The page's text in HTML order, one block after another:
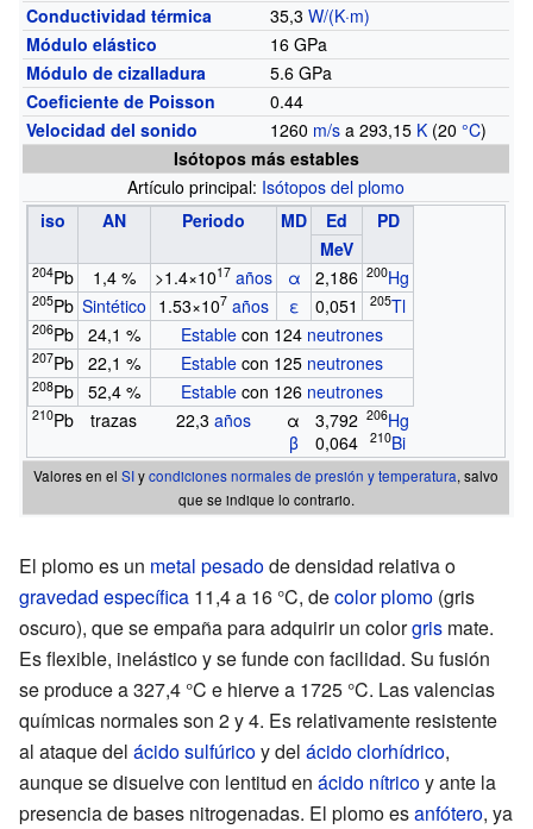
Conductividad térmica
35,3 W/(K·m)
Módulo elástico
16 GPa
Módulo de cizalladura
5.6 GPa
Coeficiente de Poisson
0.44
Velocidad del sonido
1260 m/s a 293,15 K (20 °C)
Isótopos más estables
Artículo principal: Isótopos del plomo
iso
AN Periodo MD Ed
PD
MeV
204Pb 1,4 % >1.4×1017 años α 2,186 200Hg
205Pb Sintético 1.53×107 años ε 0,051 205Tl
206Pb 24,1 % Estable con 124 neutrones
207Pb 22,1 % Estable con 125 neutrones
208Pb 52,4 % Estable con 126 neutrones
210Pb trazas 22,3 años
α
β
3,792
0,064
206Hg
210Bi
Valores en elSIycondiciones normales de presión y temperatura, salvo
que se indique lo contrario.
El plomo es un metal pesadode densidad relativa o
gravedad específica 11,4 a 16 °C, decolor plomo (gris
oscuro), que se empaña para adquirir un colorgris mate.
Es flexible, inelástico y se funde con facilidad. Su fusión
se produce a 327,4 °C e hierve a 1725 °C. Las valencias
químicas normales son 2 y 4. Es relativamente resistente
al ataque del ácido sulfúricoy del ácido clorhídrico,
aunque se disuelve con lentitud en ácido nítricoy ante la
presencia de bases nitrogenadas. El plomo esanfótero, ya